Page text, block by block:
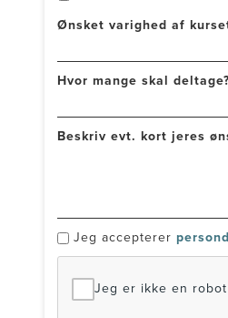
Ønsket varighed af
Hvor mange skal deltage?
Beskriv evt. kort jeres
* Jeg accepterer
Jeg er ikke en robot